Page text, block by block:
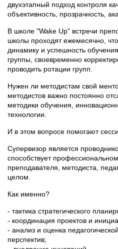
двухэтапный подход контроля
объективность, прозрачность,
В школе "Wake Up" встречи
школы проходят ежемесячно,
динамику и успешность
группы, своевременно
проводить ротации групп.
Нужен ли методистам свой
методистов важно постоянно
методики обучения,
технологии.
И в этом вопросе помогают
Супервизор является
способствует
преподавателя, методиста,
целом.
Как именно?
- тактика стратегического
- координация проектов и
- анализ и оценка
перспектив;